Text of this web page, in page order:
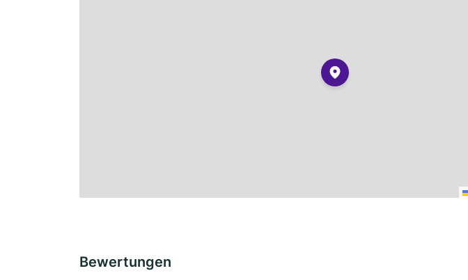
Bewertungen